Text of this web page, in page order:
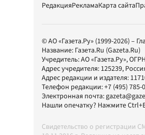
РедакцияРекламаКарта сайта
© АО «Газета.Ру» (1999-2026) –
Название: Газета.Ru (Gazeta.Ru)
Учредитель:АО «Газета.Ру»,
Адрес учредителя: 125239,
Адрес редакции и издателя:
Телефон редакции:+7 (495) 785-
Электронная почта:
Нашли опечатку? Нажмите
Свидетельство о регистрации